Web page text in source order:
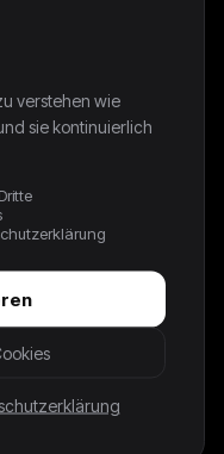
Planet Hollywood Paris
Jacket | XL
€
verstehen wie
sie kontinuierlich